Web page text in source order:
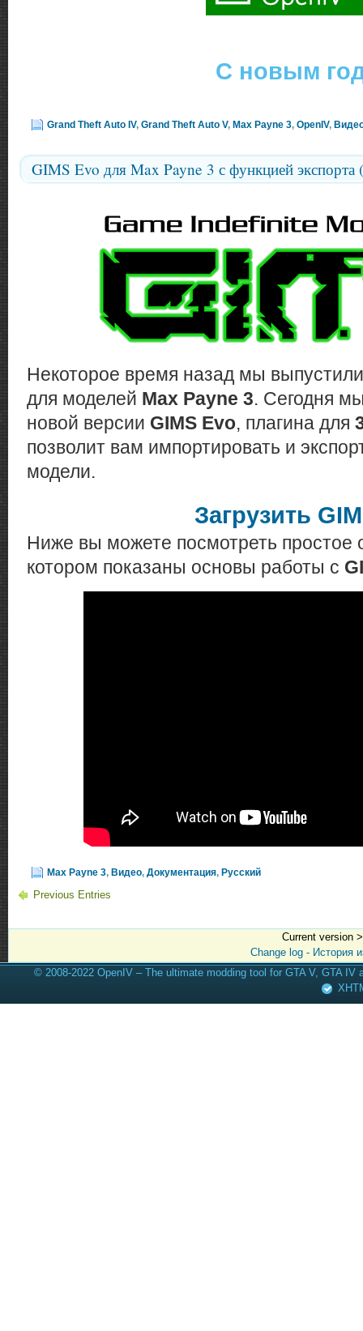
C новым
Grand Theft Auto IV, Grand Theft Auto V, Max Payne 3, OpenIV,
GIMS Evo для Max Payne 3 с функцией экспорта
Некоторое время назад мы
для моделей Max Payne 3. Сегодня
новой версии GIMS Evo, плагина для
позволит вам импортировать и
модели.
Загрузить
Ниже вы можете посмотреть простое
котором показаны основы работы с
Max Payne 3, Видео, Документация, Русский
Previous Entries
Current version
Change log - История
© 2008-2022 OpenIV – The ultimate modding tool for GTA V, GTA